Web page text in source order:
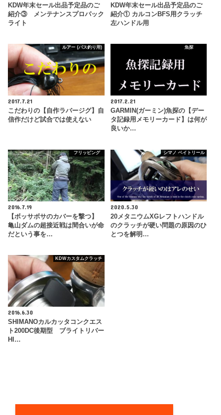
KDW年末セール出品予定品のご
紹介③ メンテナンスプロパック
ライト
KDW年末セール出品予定品のご
紹介① カルコンBFS用クラッチ
左ハンドル用
ルアー (バス釣り用)
2017.7.21
こだわりの【自作ラバージグ】自
信作だけど試合では使えない
魚探
2017.2.21
GARMIN(ガーミン)魚探の【デー
タ記録用メモリーカード】は何が
良いか…
フリッピング
2016.7.19
【ボッサボサのカバーを撃つ】
亀山ダムの超接近戦は間合いが命
だという事を…
シマノ ベイトリール
2020.5.30
20メタニウムXGレフトハンドル
のクラッチが硬い問題の原因のひ
とつを解明…
KDWカスタムクラッチ
2016.6.30
SHIMANOカルカッタコンクエス
ト200DC後期型 ブライトリバー
HI…